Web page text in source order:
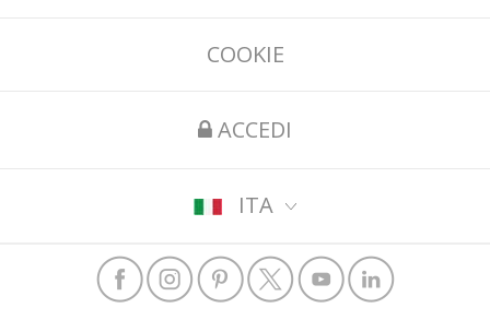
COOKIE
ACCEDI
ITA